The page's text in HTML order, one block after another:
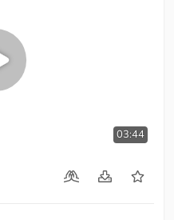
03:44